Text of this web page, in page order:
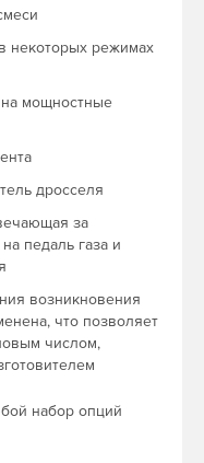
некоторых режимах
мощностные
дросселя
за
педаль газа и
возникновения
что позволяет
числом,
набор опций